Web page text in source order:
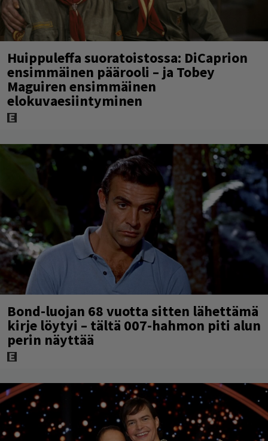
Huippuleffa suoratoistossa: DiCaprion
ensimmäinen päärooli – ja Tobey
Maguiren ensimmäinen
elokuvaesiintyminen
Bond-luojan 68 vuotta sitten lähettämä
kirje löytyi – tältä 007-hahmon piti alun
perin näyttää